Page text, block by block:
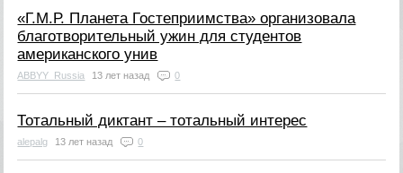
«Г.М.Р. Планета Гостеприимства» организовала
благотворительный ужин для студентов
американского унив
ABBYY_Russia 13 лет назад 0
Тотальный диктант – тотальный интерес
alepalg 13 лет назад 0